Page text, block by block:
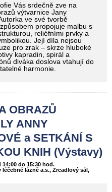
Vás srdečně zve na
výtvarnice Jany
ve své tvorbě
propojuje malbu s
reliéfními prvky a
Její díla nejsou
pro zrak – skrze hluboké
kapradin, spirál a
diváka doslova vtahují do
harmonie.
OBRAZŮ
ANNY
a SETKÁNÍ S
KNIH (Výstavy)
14:00 do 15:30 hod.
léčebné lázně a.s., Zrcadlový sál,